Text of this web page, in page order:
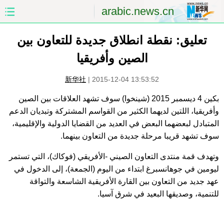
arabic.news.cn
الصين الصفحة الأولى
الشرق الأوسط
العلوم والصحة الثقافة والتعليم
الرياضة السياحة والبيئة
مؤتمر صحفى للخارجية الصور
تعليق: نقطة انطلاق جديدة للتعاون بين
الصين وأفريقيا
新华社 | 2015-12-04 13:53:52
بكين 4 ديسمبر 2015 (شينخوا) سوف تشهد العلاقات بين الصين
وأفريقيا، اللتين لديهما الكثير من القواسم المشتركة وتبديان الدعم
المتبادل لبعضهما البعض في العديد من القضايا الدولية والإقليمية،
سوف تشهد قريبا مرحلة جديدة من التعاون بينهما.
وتهدف قمة منتدى التعاون الصيني -الأفريقي (فوكاك)، التي تستمر
ليومين في جوهانسبرغ ابتداء من اليوم (الجمعة)، إلى الدخول في
عهد جديد من التعاون بين القارة الأفريقية الشاسعة والتواقة
للتنمية، وصديقها البعيد في شرق آسيا.